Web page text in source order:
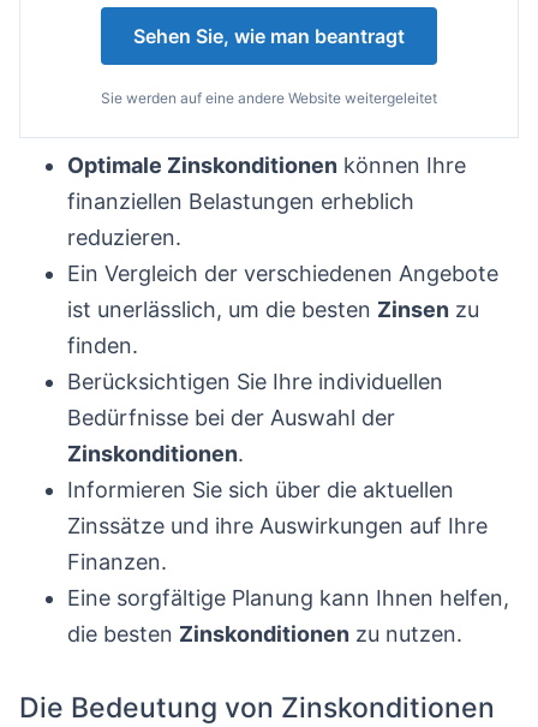
Sehen Sie, wie man beantragt
Sie werden auf eine andere Website weitergeleitet
Optimale Zinskonditionen können Ihre
finanziellen Belastungen erheblich
reduzieren.
Ein Vergleich der verschiedenen Angebote
ist unerlässlich, um die besten Zinsen zu
finden.
Berücksichtigen Sie Ihre individuellen
Bedürfnisse bei der Auswahl der
Zinskonditionen.
Informieren Sie sich über die aktuellen
Zinssätze und ihre Auswirkungen auf Ihre
Finanzen.
Eine sorgfältige Planung kann Ihnen helfen,
die besten Zinskonditionen zu nutzen.
Die Bedeutung von Zinskonditionen